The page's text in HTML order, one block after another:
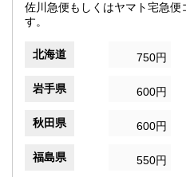
佐川急便もしくはヤマト宅急便
す。
北海道 750円
岩手県 600円
秋田県 600円
福島県 550円